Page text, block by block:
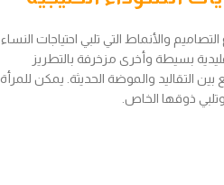
التصاميم والأنماط التي تلبي احتياجات النساء
بسيطة وأخرى مزخرفة بالتطريز
التقاليد والموضة الحديثة. يمكن للمرأة
ذوقها الخاص.